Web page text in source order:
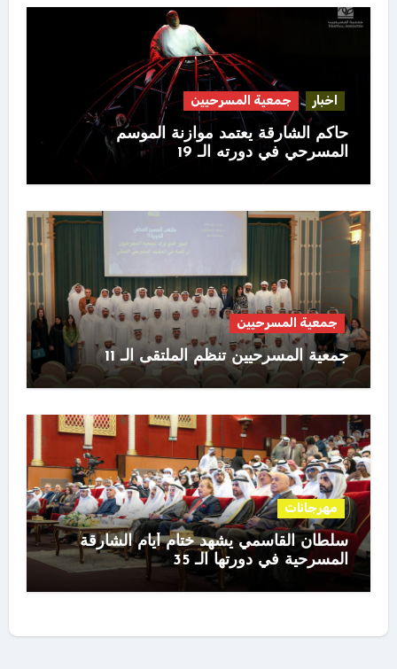
اخبار جمعية المسرحيين
حاكم الشارقة يعتمد موازنة الموسم
المسرحي في دورته الـ 19
جمعية المسرحيين
جمعية المسرحيين تنظم الملتقى الـ 11
مهرجانات
سلطان القاسمي يشهد ختام أيام الشارقة
المسرحية في دورتها الـ 35